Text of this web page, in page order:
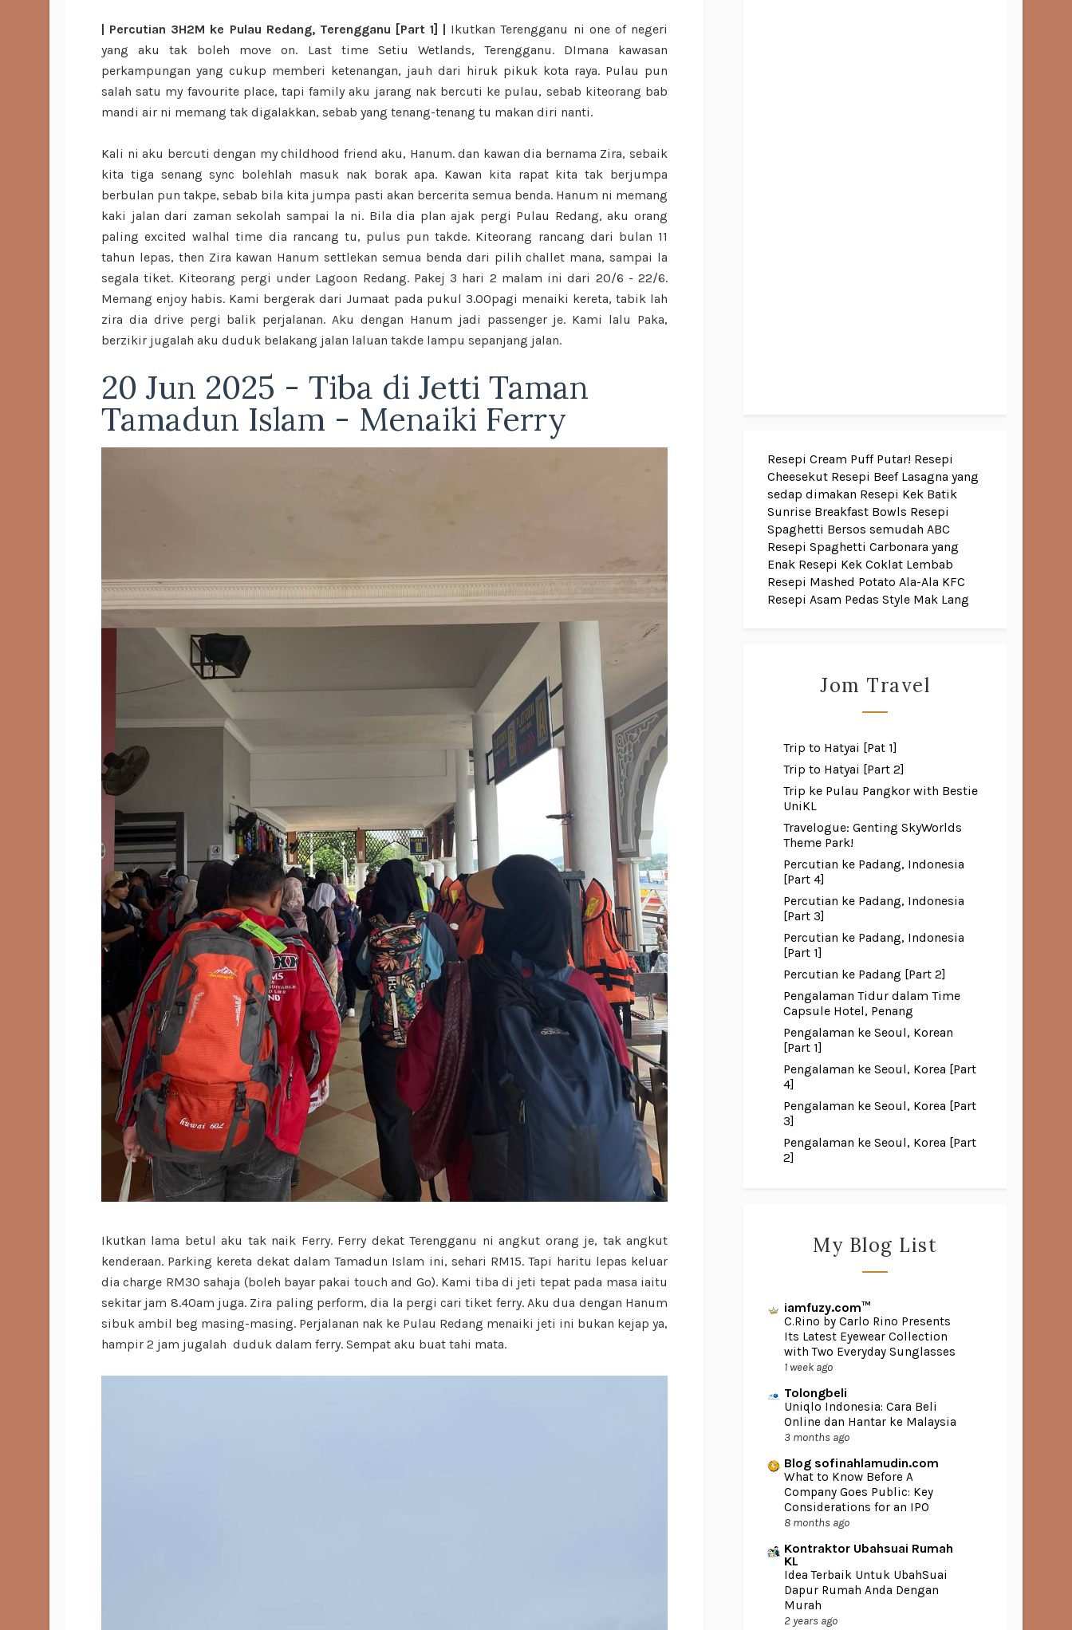
| Percutian 3H2M ke Pulau Redang, Terengganu [Part 1] | Ikutkan Terengganu ni one of negeri
yang aku tak boleh move on. Last time Setiu Wetlands, Terengganu. DImana kawasan
perkampungan yang cukup memberi ketenangan, jauh dari hiruk pikuk kota raya. Pulau pun
salah satu my favourite place, tapi family aku jarang nak bercuti ke pulau, sebab kiteorang bab
mandi air ni memang tak digalakkan, sebab yang tenang-tenang tu makan diri nanti.
Kali ni aku bercuti dengan my childhood friend aku, Hanum. dan kawan dia bernama Zira, sebaik
kita tiga senang sync bolehlah masuk nak borak apa. Kawan kita rapat kita tak berjumpa
berbulan pun takpe, sebab bila kita jumpa pasti akan bercerita semua benda. Hanum ni memang
kaki jalan dari zaman sekolah sampai la ni. Bila dia plan ajak pergi Pulau Redang, aku orang
paling excited walhal time dia rancang tu, pulus pun takde. Kiteorang rancang dari bulan 11
tahun lepas, then Zira kawan Hanum settlekan semua benda dari pilih challet mana, sampai la
segala tiket. Kiteorang pergi under Lagoon Redang. Pakej 3 hari 2 malam ini dari 20/6 - 22/6.
Memang enjoy habis. Kami bergerak dari Jumaat pada pukul 3.00pagi menaiki kereta, tabik lah
zira dia drive pergi balik perjalanan. Aku dengan Hanum jadi passenger je. Kami lalu Paka,
berzikir jugalah aku duduk belakang jalan laluan takde lampu sepanjang jalan.
20 Jun 2025 - Tiba di Jetti Taman
Tamadun Islam - Menaiki Ferry
Ikutkan lama betul aku tak naik Ferry. Ferry dekat Terengganu ni angkut orang je, tak angkut
kenderaan. Parking kereta dekat dalam Tamadun Islam ini, sehari RM15. Tapi haritu lepas keluar
dia charge RM30 sahaja (boleh bayar pakai touch and Go). Kami tiba di jeti tepat pada masa iaitu
sekitar jam 8.40am juga. Zira paling perform, dia la pergi cari tiket ferry. Aku dua dengan Hanum
sibuk ambil beg masing-masing. Perjalanan nak ke Pulau Redang menaiki jeti ini bukan kejap ya,
hampir 2 jam jugalah duduk dalam ferry. Sempat aku buat tahi mata.
Resepi Cream Puff Putar! Resepi
Cheesekut Resepi Beef Lasagna yang
sedap dimakan Resepi Kek Batik
Sunrise Breakfast Bowls Resepi
Spaghetti Bersos semudah ABC
Resepi Spaghetti Carbonara yang
Enak Resepi Kek Coklat Lembab
Resepi Mashed Potato Ala-Ala KFC
Resepi Asam Pedas Style Mak Lang
Jom Travel
Trip to Hatyai [Pat 1]
Trip to Hatyai [Part 2]
Trip ke Pulau Pangkor with Bestie
UniKL
Travelogue: Genting SkyWorlds
Theme Park!
Percutian ke Padang, Indonesia
[Part 4]
Percutian ke Padang, Indonesia
[Part 3]
Percutian ke Padang, Indonesia
[Part 1]
Percutian ke Padang [Part 2]
Pengalaman Tidur dalam Time
Capsule Hotel, Penang
Pengalaman ke Seoul, Korean
[Part 1]
Pengalaman ke Seoul, Korea [Part
4]
Pengalaman ke Seoul, Korea [Part
3]
Pengalaman ke Seoul, Korea [Part
2]
My Blog List
iamfuzy.com™
C.Rino by Carlo Rino Presents
Its Latest Eyewear Collection
with Two Everyday Sunglasses
1 week ago
Tolongbeli
Uniqlo Indonesia: Cara Beli
Online dan Hantar ke Malaysia
3 months ago
Blog sofinahlamudin.com
What to Know Before A
Company Goes Public: Key
Considerations for an IPO
8 months ago
Kontraktor Ubahsuai Rumah
KL
Idea Terbaik Untuk UbahSuai
Dapur Rumah Anda Dengan
Murah
2 years ago